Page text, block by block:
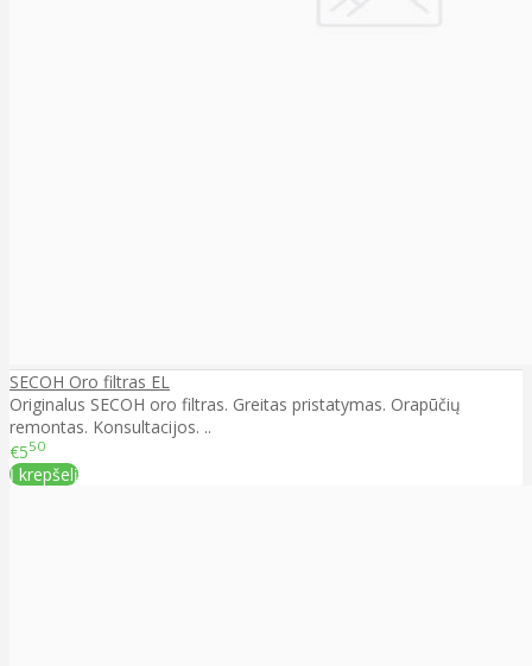
SECOH Oro filtras EL
Originalus SECOH oro filtras. Greitas pristatymas. Orapūčių
remontas. Konsultacijos. ..
€550
Į krepšelį